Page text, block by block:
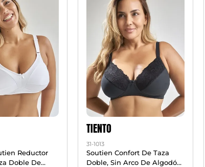
Reductor
Doble De
TIENTO
31-1013
Soutien Confort De Taza
Doble, Sin Arco De Algodón,